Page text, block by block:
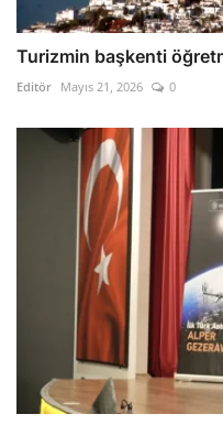
Turizmin başkenti
Editör Mayıs 21, 2026 0